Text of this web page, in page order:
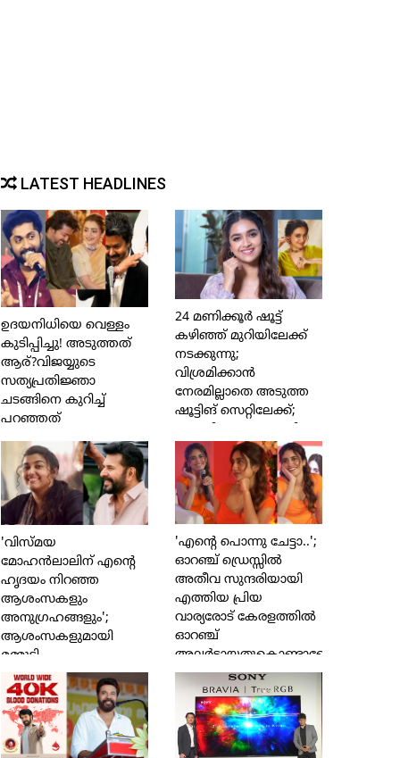
LATEST HEADLINES
ഉദയനിധിയെ വെള്ളം
കുടിപ്പിച്ചു! അടുത്തത്
ആര്?വിജയ്യുടെ
സത്യപ്രതിജ്ഞാ
ചടങ്ങിനെ കുറിച്ച്
പറഞ്ഞത്
ഓര്‍മ്മയുണ്ടോ?
ധ്യാനിനോട്
കരുതിയിരുന്നോളാന്‍
സോഷ്യല്‍മീഡിയ;
നീയും 'തുന്നി' വെച്ചോ
കമെന്റുകള്‍; ട്രോള്‍
അതിരുവിട്ടതോടെ ചുട്ട
മറുപടിയുമായി നടന്‍
24 മണിക്കൂര്‍ ഷൂട്ട്
കഴിഞ്ഞ് മുറിയിലേക്ക്
നടക്കുന്നു;
വിശ്രമിക്കാന്‍
നേരമില്ലാതെ അടുത്ത
ഷൂട്ടിങ് സെറ്റിലേക്ക്;
വിഷയമാണെങ്കിലും,
ഇതില്‍ അനുഗ്രഹീത;41
മണിക്കൂര്‍ നിര്‍ത്താതെ
ജോലി ഉറക്കമില്ലാത്ത
ദിവസങ്ങള്‍; കീര്‍ത്തി
സുരേഷിന്റെ വാക്കുകള്‍
ചര്‍ച്ചയാകുമ്പോള്‍
'വിസ്മയ
മോഹന്‍ലാലിന് എന്റെ
ഹൃദയം നിറഞ്ഞ
ആശംസകളും
അനുഗ്രഹങ്ങളും';
ആശംസകളുമായി
മമ്മൂട്ടി
'എന്റെ പൊന്നു ചേട്ടാ..';
ഓറഞ്ച് ഡ്രെസ്സില്‍
അതീവ സുന്ദരിയായി
എത്തിയ പ്രിയ
വാര്യരോട് കേരളത്തില്‍
ഓറഞ്ച്
അലര്‍ട്ടായതുകൊണ്ടാണോ
ഈ വസ്ത്രം എന്ന്
യുട്യൂബറുടെ ചോദ്യം;
അതിരുവിട്ട ചോദ്യത്തിന്
ഉരുളയ്ക്ക് ഉപ്പേരി
പോലെ മറുപടിയുമായി